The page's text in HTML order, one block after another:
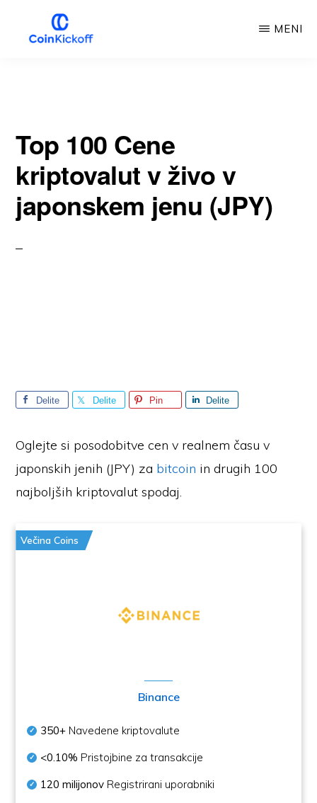
MENI
Top 100 Cene
kriptovalut v živo v
japonskem jenu (JPY)
Delite Delite Pin Delite
Oglejte si posodobitve cen v realnem času v
japonskih jenih (JPY) za bitcoin in drugih 100
najboljših kriptovalut spodaj.
Večina Coins
Binance
350+ Navedene kriptovalute
<0.10% Pristojbine za transakcije
120 milijonov Registrirani uporabniki